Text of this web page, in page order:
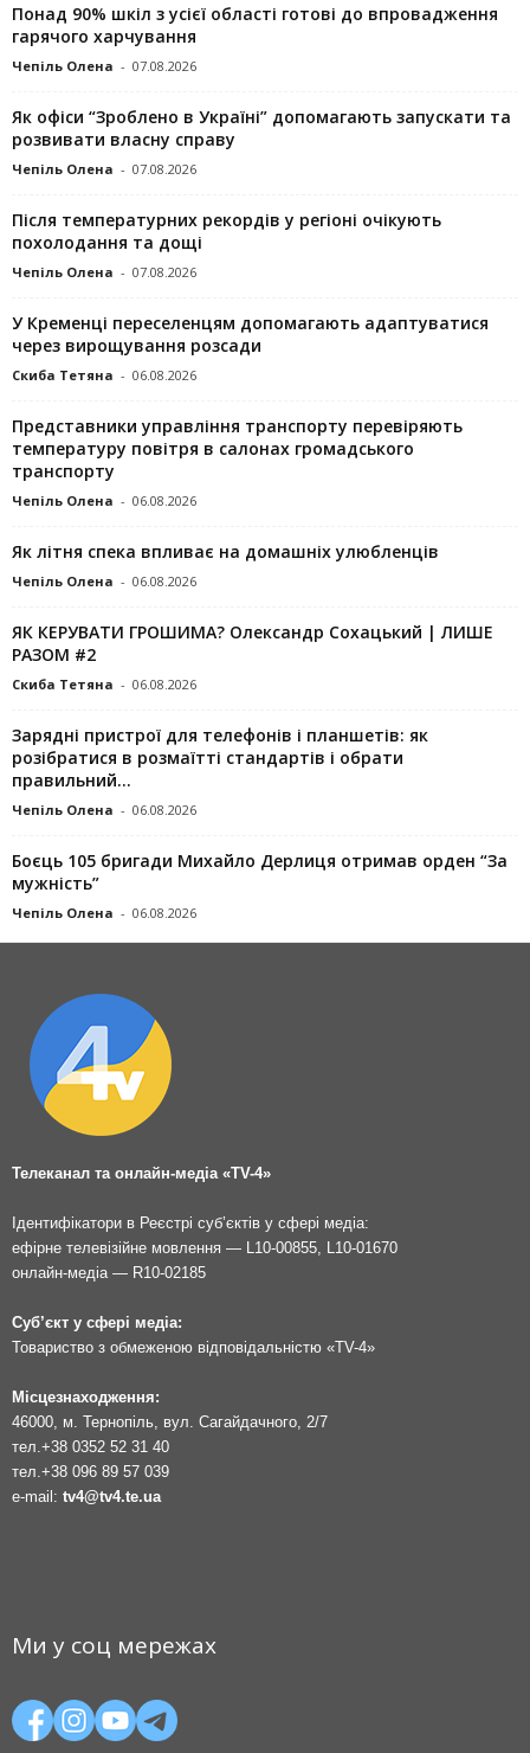
Понад 90% шкіл з усієї області готові до впровадження
гарячого харчування
Чепіль Олена - 07.08.2026
Як офіси “Зроблено в Україні” допомагають запускaти та
розвивати власну справу
Чепіль Олена - 07.08.2026
Після температурних рекордів у регіоні очікують
похолодання та дощі
Чепіль Олена - 07.08.2026
У Кременці переселенцям допомагають адаптуватися
через вирощування розсади
Скиба Тетяна - 06.08.2026
Представники управління транспорту перевіряють
температуру повітря в салонах громадського
транспорту
Чепіль Олена - 06.08.2026
Як літня спека впливає на домашніх улюбленців
Чепіль Олена - 06.08.2026
ЯК КЕРУВАТИ ГРОШИМА? Олександр Сохацький | ЛИШЕ
РАЗОМ #2
Скиба Тетяна - 06.08.2026
Зарядні пристрої для телефонів і планшетів: як
розібратися в розмаїтті стандартів і обрати
правильний...
Чепіль Олена - 06.08.2026
Боєць 105 бригади Михайло Дерлиця отримав орден “За
мужність”
Чепіль Олена - 06.08.2026
Телеканал та онлайн-медіа «TV-4»
Ідентифікатори в Реєстрі суб’єктів у сфері медіа:
ефірне телевізійне мовлення — L10-00855, L10-01670
онлайн-медіа — R10-02185
Суб’єкт у сфері медіа:
Товариство з обмеженою відповідальністю «TV-4»
Місцезнаходження:
46000, м. Тернопіль, вул. Сагайдачного, 2/7
тел. +38 0352 52 31 40
тел. +38 096 89 57 039
e-mail: tv4@tv4.te.ua
Ми у соц мережах